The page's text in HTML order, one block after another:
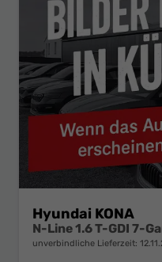
Hyundai KONA
N-Line 1.6 T-GDI 7-
unverbindliche Lieferzeit: